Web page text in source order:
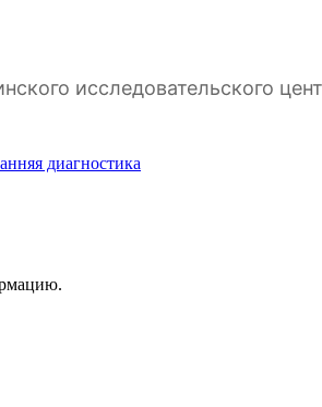
исследовательского
диагностика